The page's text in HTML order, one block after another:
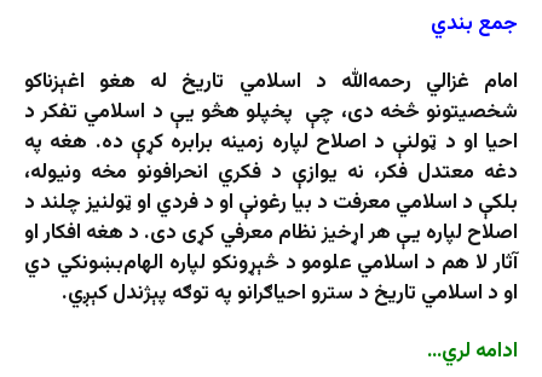
جمع بندي
امام غزالي رحمه‌الله د اسلامي تاریخ له هغو اغېزناکو
شخصیتونو څخه دی، چې پخپلو هڅو یې د اسلامي تفکر د
احیا او د ټولنې د اصلاح لپاره زمینه برابره کړې ده. هغه په
دغه معتدل فکر، نه‌ یوازې د فکري انحرافونو مخه ونیوله،
بلکې د اسلامي معرفت د بیا رغونې او د فردي او ټولنیز چلند د
اصلاح لپاره یې هر اړخیز نظام معرفي کړی دی. د هغه افکار او
آثار لا هم د اسلامي علومو د څېړونکو لپاره الهام‌بښونکي دي
او د اسلامي تاریخ د سترو احیاګرانو په توګه پېژندل کېږي.
ادامه لري…